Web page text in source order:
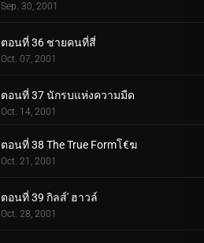
Sep. 30, 2001
ตอนที่ 36 ชายคนที่สี่
Oct. 07, 2001
ตอนที่ 37 นักรบแห่งความมืด
Oct. 14, 2001
ตอนที่ 38 The True Formโ€ฆ
Oct. 21, 2001
ตอนที่ 39 กิลส์' ฮาวล์
Oct. 28, 2001